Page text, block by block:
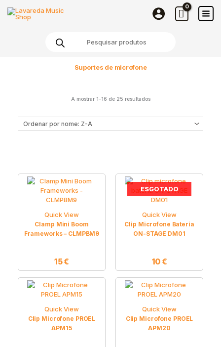
Suportes de microfone
A mostrar 1–16 de 25 resultados
Quick View
Clamp Mini Boom
Frameworks – CLMPBM9
15€
ESGOTADO
Quick View
Clip Microfone Bateria
ON-STAGE DM01
10€
Quick View
Clip Microfone PROEL
APM15
Quick View
Clip Microfone PROEL
APM20